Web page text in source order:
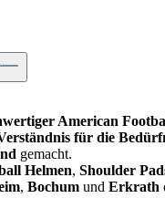
American
für die
gemacht.
Helmen, Shoulder
, Bochum und Erkrath